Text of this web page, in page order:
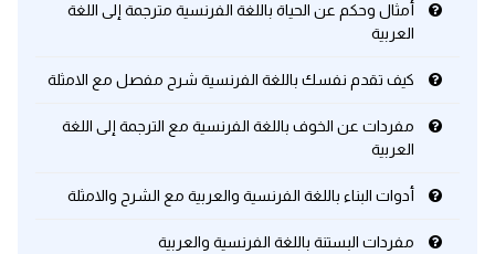
أمثال وحكم عن الحياة باللغة الفرنسية مترجمة إلى اللغة
العربية
كيف تقدم نفسك باللغة الفرنسية شرح مفصل مع الامثلة
مفردات عن الخوف باللغة الفرنسية مع الترجمة إلى اللغة
العربية
أدوات البناء باللغة الفرنسية والعربية مع الشرح والامثلة
مفردات البستنة باللغة الفرنسية والعربية